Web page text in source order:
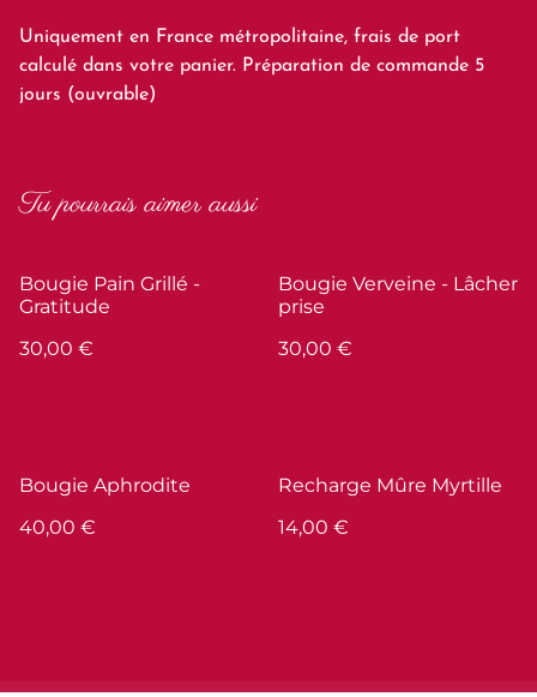
Uniquement en France métropolitaine, frais de port
calculé dans votre panier. Préparation de commande 5
jours (ouvrable)
Tu pourrais aimer aussi
Bougie Pain Grillé -
Gratitude
30,00 €
Bougie Verveine - Lâcher
prise
30,00 €
Bougie Aphrodite
40,00 €
Recharge Mûre Myrtille
14,00 €